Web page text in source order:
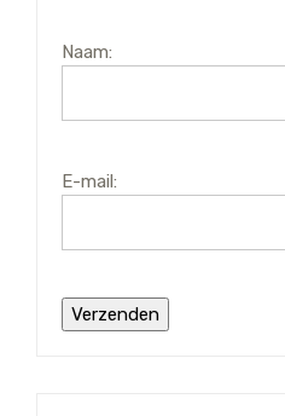
Naam:
E-mail: